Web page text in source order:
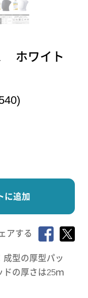
ホワイト
に追加
アする
成型の厚型パッ
ドの厚さは25ｍ